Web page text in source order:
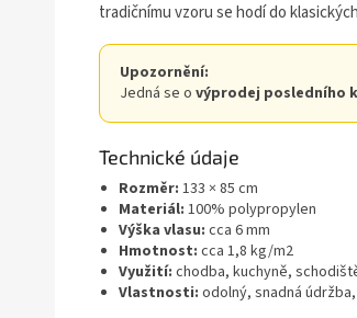
tradičnímu vzoru se hodí do
Upozornění:
Jedná se o výprodej posledního
Technické údaje
Rozměr: 133 × 85 cm
Materiál: 100% polypropylen
Výška vlasu: cca 6 mm
Hmotnost: cca 1,8 kg/m2
Využití: chodba, kuchyně,
Vlastnosti: odolný, snadná